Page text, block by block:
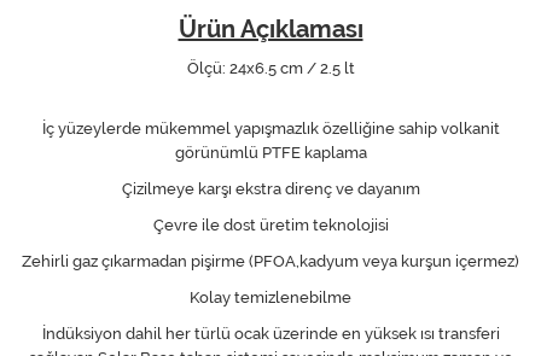
Ürün Açıklaması
Ölçü: 24x6.5 cm / 2.5 lt
İç yüzeylerde mükemmel yapışmazlık özelliğine sahip volkanit
görünümlü PTFE kaplama
Çizilmeye karşı ekstra direnç ve dayanım
Çevre ile dost üretim teknolojisi
Zehirli gaz çıkarmadan pişirme (PFOA,kadyum veya kurşun içermez)
Kolay temizlenebilme
İndüksiyon dahil her türlü ocak üzerinde en yüksek ısı transferi